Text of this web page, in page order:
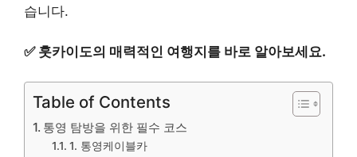
습니다.
✅ 훗카이도의 매력적인 여행지를 바로 알아보세요.
Table of Contents
통영 탐방을 위한 필수 코스
1. 통영케이블카